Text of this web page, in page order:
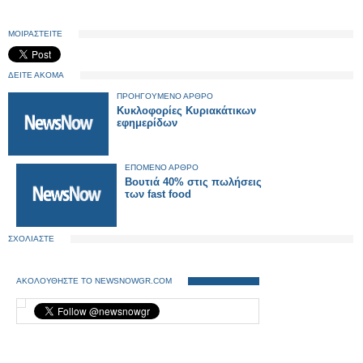
ΜΟΙΡΑΣΤΕΙΤΕ
ΔΕΙΤΕ ΑΚΟΜΑ
ΠΡΟΗΓΟΥΜΕΝΟ ΑΡΘΡΟ
Κυκλοφορίες Κυριακάτικων
εφημερίδων
ΕΠΟΜΕΝΟ ΑΡΘΡΟ
Βουτιά 40% στις πωλήσεις
των fast food
ΣΧΟΛΙΑΣΤΕ
ΑΚΟΛΟΥΘΗΣΤΕ ΤΟ NEWSNOWGR.COM